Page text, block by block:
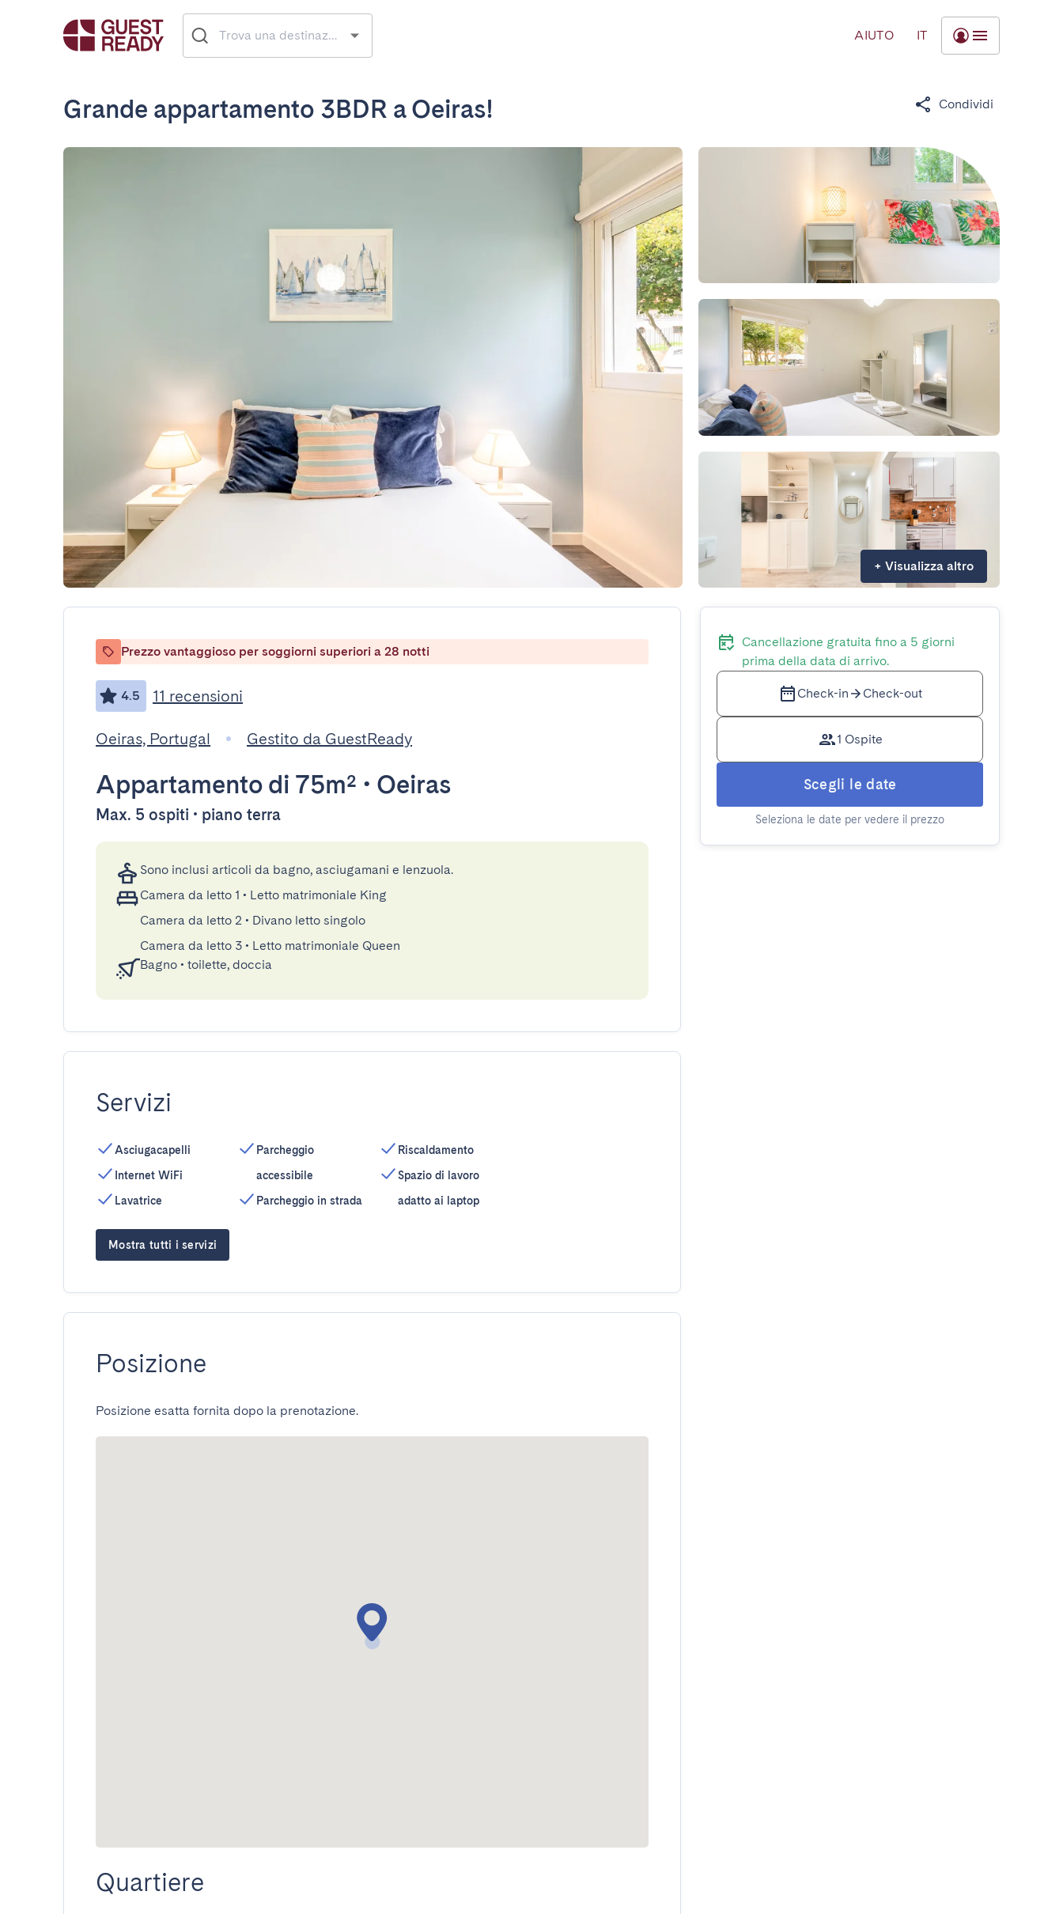
AIUTO IT
Grande appartamento 3BDR a Oeiras! Condividi
+ Visualizza altro
Prezzo vantaggioso per soggiorni superiori a 28 notti
4.5 11 recensioni
Oeiras, Portugal Gestito da GuestReady
Appartamento di 75m² • Oeiras
Max. 5 ospiti • piano terra
Sono inclusi articoli da bagno, asciugamani e lenzuola.
Camera da letto 1 • Letto matrimoniale King
Camera da letto 2 • Divano letto singolo
Camera da letto 3 • Letto matrimoniale Queen
Bagno • toilette, doccia
Servizi
Asciugacapelli
Internet WiFi
Lavatrice
Parcheggio
accessibile
Parcheggio in strada
Riscaldamento
Spazio di lavoro
adatto ai laptop
Mostra tutti i servizi
Posizione
Posizione esatta fornita dopo la prenotazione.
Quartiere
Cancellazione gratuita fino a 5 giorni
prima della data di arrivo.
Check-in Check-out
1 Ospite
Scegli le date
Seleziona le date per vedere il prezzo